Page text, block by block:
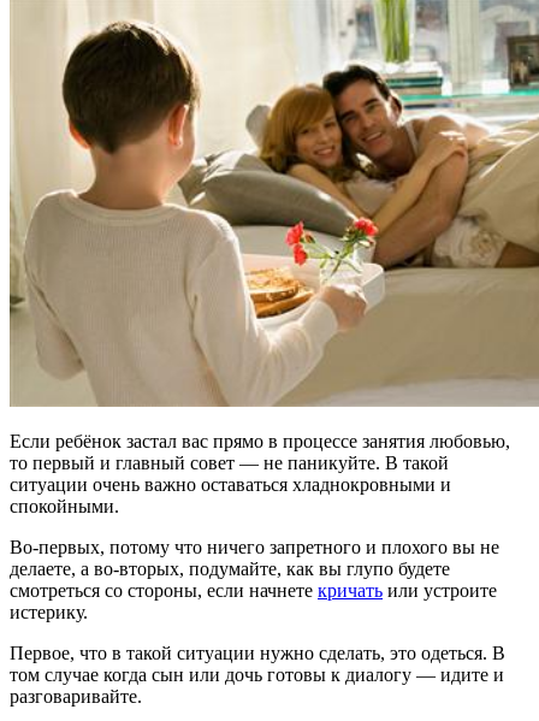
Если ребёнок застал вас прямо в процессе занятия любовью,
то первый и главный совет — не паникуйте. В такой
ситуации очень важно оставаться хладнокровными и
спокойными.
Во-первых, потому что ничего запретного и плохого вы не
делаете, а во-вторых, подумайте, как вы глупо будете
смотреться со стороны, если начнете кричать или устроите
истерику.
Первое, что в такой ситуации нужно сделать, это одеться. В
том случае когда сын или дочь готовы к диалогу — идите и
разговаривайте.